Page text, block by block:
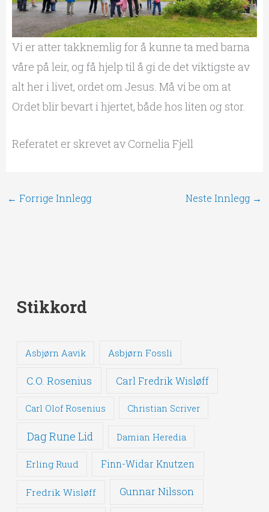
Vi er atter takknemlig for å kunne ta med barna
våre på leir, og få hjelp til å gi de det viktigste av
alt her i livet, ordet om Jesus. Må vi be om at
Ordet blir bevart i hjertet, både hos liten og stor.
Referatet er skrevet av Cornelia Fjell
← Forrige Innlegg Neste Innlegg →
Stikkord
Asbjørn Aavik Asbjørn Fossli
C.O. Rosenius Carl Fredrik Wisløff
Carl Olof Rosenius Christian Scriver
Dag Rune Lid Damian Heredia
Erling Ruud Finn-Widar Knutzen
Fredrik Wisløff Gunnar Nilsson